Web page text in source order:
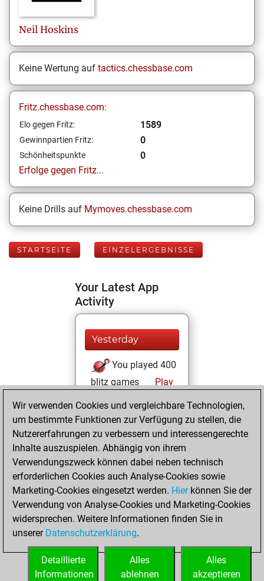
Neil Hoskins
Keine Wertung auf tactics.chessbase.com
Fritz.chessbase.com:
Elo gegen Fritz: 1589
Gewinnpartien Fritz: 0
Schönheitspunkte
0
Erfolge gegen Fritz...
Keine Drills auf Mymoves.chessbase.com
STARTSEITE EINZELERGEBNISSE
Your Latest App
Activity
Yesterday
You played 400
blitz games
Play
+198 =16 -186 in
blitz
Samstag, Januar
27, 2024
You achieved a
new Elo of 1589
Fritz
You
account
Wir verwenden Cookies und vergleichbare Technologien,
um bestimmte Funktionen zur Verfügung zu stellen, die
Nutzererfahrungen zu verbessern und interessengerechte
Inhalte auszuspielen. Abhängig von ihrem
Verwendungszweck können dabei neben technisch
erforderlichen Cookies auch Analyse-Cookies sowie
Marketing-Cookies eingesetzt werden. Hierkönnen Sie der
Verwendung von Analyse-Cookies und Marketing-Cookies
widersprechen. Weitere Informationen finden Sie in
unserer Datenschutzerklärung.
Alles
akzeptieren
Alles
ablehnen
Detaillierte
Informationen